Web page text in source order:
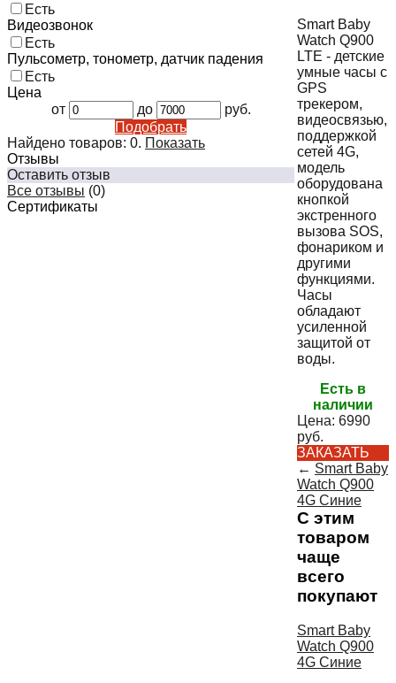
Есть
Видеозвонок
Есть
Пульсометр, тонометр, датчик падения
Есть
Цена
от
до
руб.
Подобрать
Найдено товаров: 0. Показать
Отзывы
Оставить отзыв
Все отзывы (0)
Сертификаты
Smart Baby
Watch Q900
LTE - детские
умные часы с
GPS
трекером,
видеосвязью,
поддержкой
сетей 4G,
модель
оборудована
кнопкой
экстренного
вызова SOS,
фонариком и
другими
функциями.
Часы
обладают
усиленной
защитой от
воды.
Есть в
наличии
Цена: 6990
руб.
ЗАКАЗАТЬ
← Smart Baby
Watch Q900
4G Синие
С этим
товаром
чаще
всего
покупают
Smart Baby
Watch Q900
4G Синие